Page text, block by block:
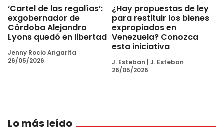
‘Cartel de las regalías’:
exgobernador de
Córdoba Alejandro
Lyons quedó en libertad
Jenny Rocio Angarita
26/05/2026
¿Hay propuestas de ley
para restituir los bienes
expropiados en
Venezuela? Conozca
esta iniciativa
J. Esteban
J. Esteban
26/05/2026
Lo más leído